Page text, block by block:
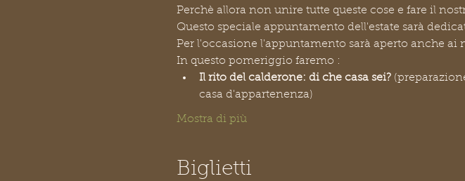
Perchè allora non unire tutte queste cose e fare il
Questo speciale appuntamento dell'estate sarà
Per l'occasione l'appuntamento sarà aperto anche ai
In questo pomeriggio faremo :
Il rito del calderone: di che casa sei?
casa d'appartenenza)
Mostra di più
Biglietti